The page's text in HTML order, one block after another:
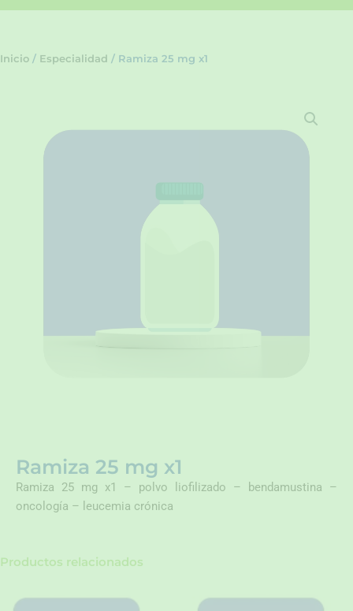
Inicio / Especialidad / Ramiza 25 mg x1
Ramiza 25 mg x1
Ramiza 25 mg x1 – polvo liofilizado – bendamustina –
oncología – leucemia crónica
Productos relacionados